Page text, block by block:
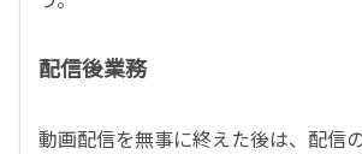
配信後業務
動画配信を無事に終えた後は、配信